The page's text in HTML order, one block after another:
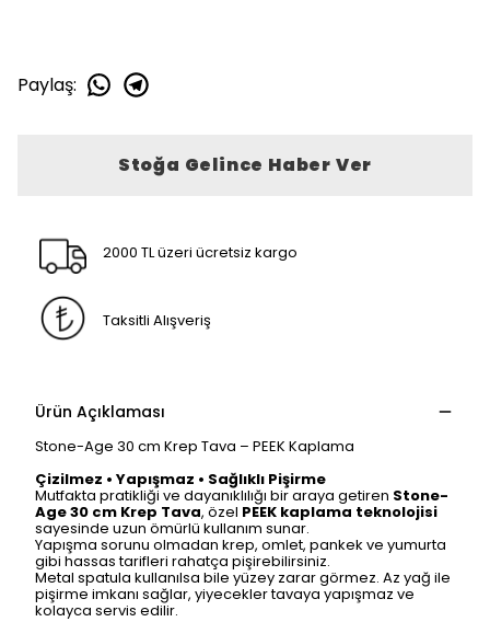
Paylaş:
Stoğa Gelince Haber Ver
2000 TL üzeri ücretsiz kargo
Taksitli Alışveriş
Ürün Açıklaması
Stone-Age 30 cm Krep Tava – PEEK Kaplama
Çizilmez • Yapışmaz • Sağlıklı Pişirme
Mutfakta pratikliği ve dayanıklılığı bir araya getiren Stone-
Age 30 cm Krep Tava, özel PEEK kaplama teknolojisi
sayesinde uzun ömürlü kullanım sunar.
Yapışma sorunu olmadan krep, omlet, pankek ve yumurta
gibi hassas tarifleri rahatça pişirebilirsiniz.
Metal spatula kullanılsa bile yüzey zarar görmez. Az yağ ile
pişirme imkanı sağlar, yiyecekler tavaya yapışmaz ve
kolayca servis edilir.